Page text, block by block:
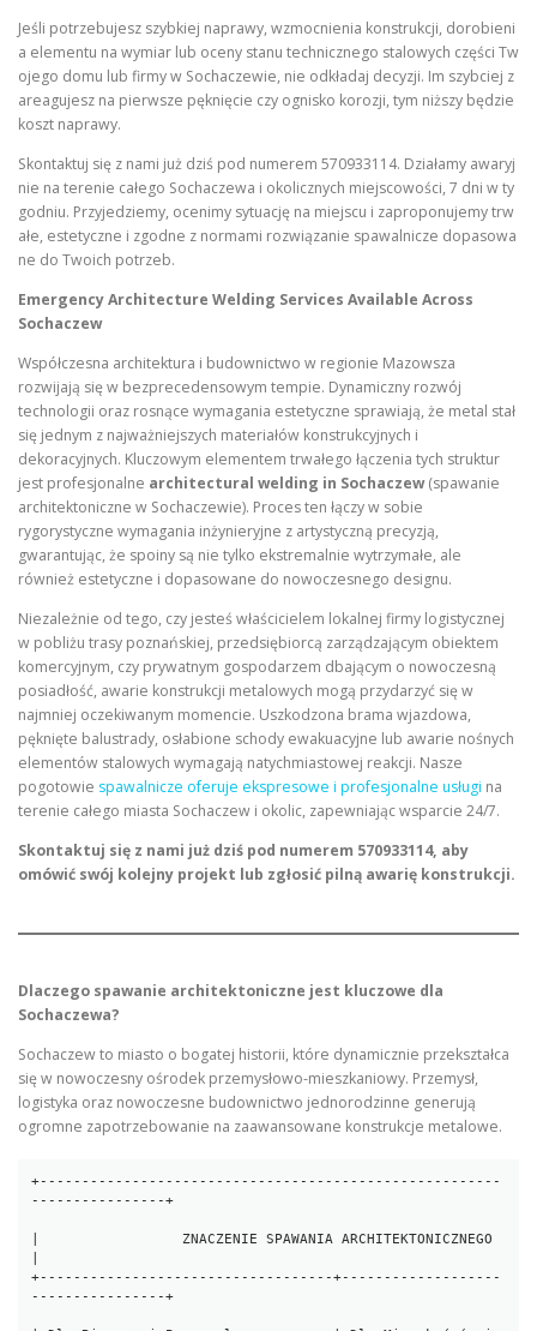
Jeśli potrzebujesz szybkiej naprawy, wzmocnienia konstrukcji, dorobieni
a elementu na wymiar lub oceny stanu technicznego stalowych części Tw
ojego domu lub firmy w Sochaczewie, nie odkładaj decyzji. Im szybciej z
areagujesz na pierwsze pęknięcie czy ognisko korozji, tym niższy będzie
koszt naprawy.
Skontaktuj się z nami już dziś pod numerem 570933114. Działamy awaryj
nie na terenie całego Sochaczewa i okolicznych miejscowości, 7 dni w ty
godniu. Przyjedziemy, ocenimy sytuację na miejscu i zaproponujemy trw
ałe, estetyczne i zgodne z normami rozwiązanie spawalnicze dopasowa
ne do Twoich potrzeb.
Emergency Architecture Welding Services Available Across
Sochaczew
Współczesna architektura i budownictwo w regionie Mazowsza
rozwijają się w bezprecedensowym tempie. Dynamiczny rozwój
technologii oraz rosnące wymagania estetyczne sprawiają, że metal stał
się jednym z najważniejszych materiałów konstrukcyjnych i
dekoracyjnych. Kluczowym elementem trwałego łączenia tych struktur
jest profesjonalne architectural welding in Sochaczew(spawanie
architektoniczne w Sochaczewie). Proces ten łączy w sobie
rygorystyczne wymagania inżynieryjne z artystyczną precyzją,
gwarantując, że spoiny są nie tylko ekstremalnie wytrzymałe, ale
również estetyczne i dopasowane do nowoczesnego designu.
Niezależnie od tego, czy jesteś właścicielem lokalnej firmy logistycznej
w pobliżu trasy poznańskiej, przedsiębiorcą zarządzającym obiektem
komercyjnym, czy prywatnym gospodarzem dbającym o nowoczesną
posiadłość, awarie konstrukcji metalowych mogą przydarzyć się w
najmniej oczekiwanym momencie. Uszkodzona brama wjazdowa,
pęknięte balustrady, osłabione schody ewakuacyjne lub awarie nośnych
elementów stalowych wymagają natychmiastowej reakcji. Nasze
pogotowie spawalnicze oferuje ekspresowe i profesjonalne usługi na
terenie całego miasta Sochaczew i okolic, zapewniając wsparcie 24/7.
Skontaktuj się z nami już dziś pod numerem 570933114, aby
omówić swój kolejny projekt lub zgłosić pilną awarię konstrukcji.
Dlaczego spawanie architektoniczne jest kluczowe dla
Sochaczewa?
Sochaczew to miasto o bogatej historii, które dynamicznie przekształca
się w nowoczesny ośrodek przemysłowo-mieszkaniowy. Przemysł,
logistyka oraz nowoczesne budownictwo jednorodzinne generują
ogromne zapotrzebowanie na zaawansowane konstrukcje metalowe.
+-------------------------------------------------------
----------------+
|                 ZNACZENIE SPAWANIA ARCHITEKTONICZNEGO
+-----------------------------------+-------------------
----------------+